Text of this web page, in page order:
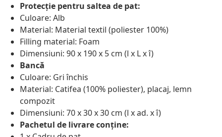
Protecție pentru saltea de pat:
Culoare: Alb
Material: Material textil (poliester 100%)
Filling material: Foam
Dimensiuni: 90 x 190 x 5 cm (l x L x î)
Bancă
Culoare: Gri închis
Material: Catifea (100% poliester), placaj, lemn
compozit
Dimensiuni: 70 x 30 x 30 cm (l x ad. x î)
Pachetul de livrare conține: